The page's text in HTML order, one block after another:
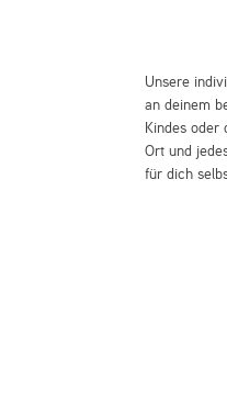
Unsere
an deinem
Kindes
Ort und
für dich